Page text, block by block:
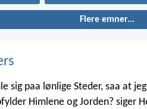
Flere emner...
sig paa lønlige Steder, saa at
Himlene og Jorden? siger